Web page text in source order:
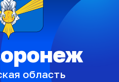
область